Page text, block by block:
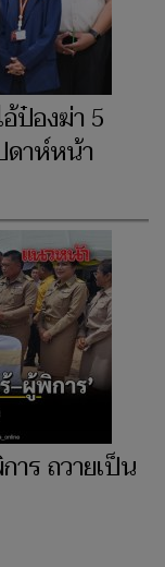
ป๋องฆ่า 5
ดาห์หน้า
าร ถวายเป็น